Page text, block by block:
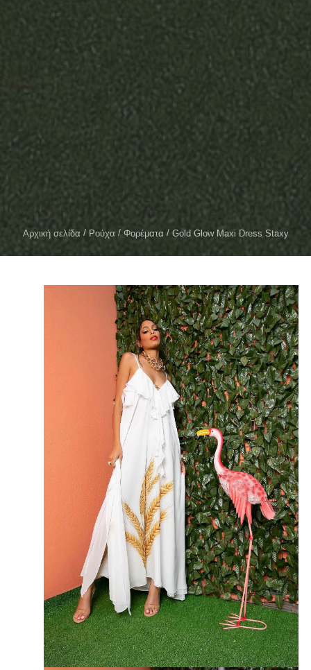
Αρχική σελίδα Ρούχα Φορέματα Gold Glow Maxi Dress Staxy